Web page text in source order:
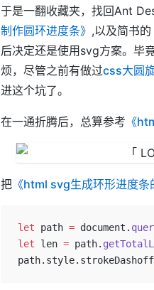
于是一翻收藏夹，找回Ant
制作圆环进度条》 ,以及简书的
后决定还是使用svg方案。毕
烦，尽管之前有做过css大圆
进这个坑了。
在一通折腾后，总算参考 《
把 《html svg生成环形进度条
let path = document.
let len = path.